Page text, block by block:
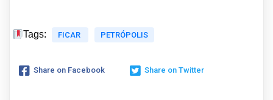
Tags: FICAR PETRÓPOLIS
Share on Facebook Share on Twitter